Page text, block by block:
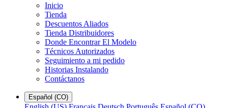
Inicio
Tienda
Descuentos Aliados
Tienda Distribuidores
Donde Encontrar El Modelo
Técnicos Autorizados
Seguimiento a mi pedido
Historias Instalando
Contáctanos
Español (CO)